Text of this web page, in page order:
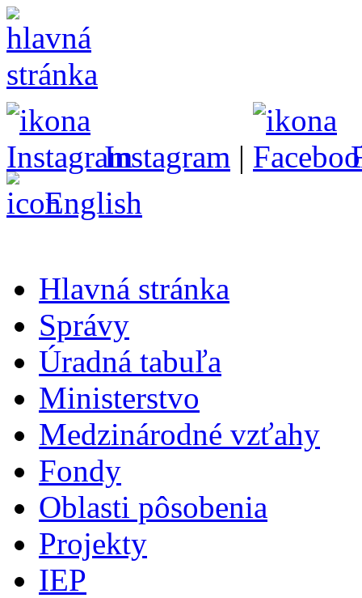
Instagram |
English
Hlavná stránka
Správy
Úradná tabuľa
Ministerstvo
Medzinárodné vzťahy
Fondy
Oblasti pôsobenia
Projekty
IEP